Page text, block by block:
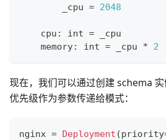
        _cpu
= 2048
    cpu
: int = _cpu
    memory
: int = _cpu * 2
现在，我们可以通过创建 schema
优先级作为参数传递给模式：
nginx = Deployment (priority